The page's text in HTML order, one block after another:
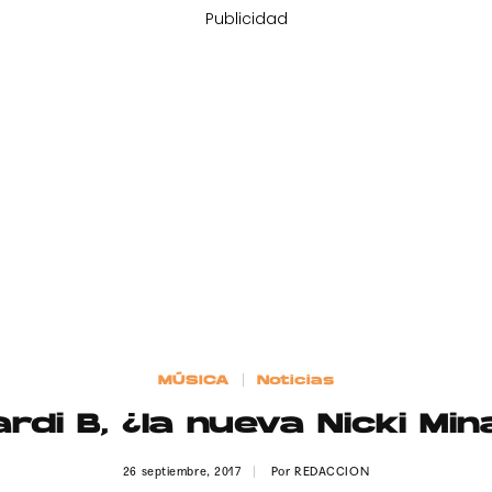
Publicidad
MÚSICA Noticias
B, ¿la nueva Nicki
26 septiembre, 2017 PorREDACCION